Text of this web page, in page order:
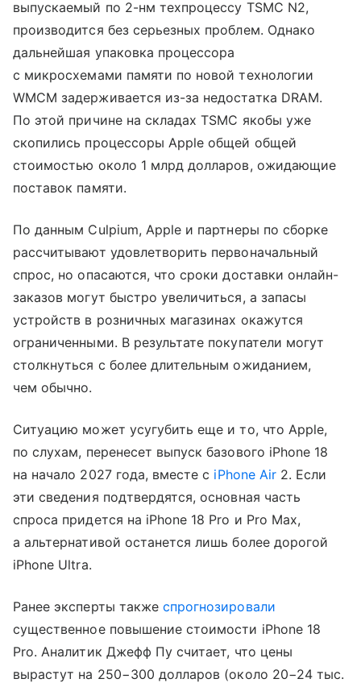
выпускаемый по 2-нм техпроцессу TSMC N2,
производится без серьезных проблем. Однако
дальнейшая упаковка процессора
с микросхемами памяти по новой технологии
WMCM задерживается из-за недостатка DRAM.
По этой причине на складах TSMC якобы уже
скопились процессоры Apple общей общей
стоимостью около 1 млрд долларов, ожидающие
поставок памяти.
По данным Culpium, Apple и партнеры по сборке
рассчитывают удовлетворить первоначальный
спрос, но опасаются, что сроки доставки онлайн-
заказов могут быстро увеличиться, а запасы
устройств в розничных магазинах окажутся
ограниченными. В результате покупатели могут
столкнуться с более длительным ожиданием,
чем обычно.
Ситуацию может усугубить еще и то, что Apple,
по слухам, перенесет выпуск базового iPhone 18
на начало 2027 года, вместе с iPhone Air2. Если
эти сведения подтвердятся, основная часть
спроса придется на iPhone 18 Pro и Pro Max,
а альтернативой останется лишь более дорогой
iPhone Ultra.
Ранее эксперты такжеспрогнозировали
существенное повышение стоимости iPhone 18
Pro. Аналитик Джефф Пу считает, что цены
вырастут на 250−300 долларов (около 20−24 тыс.